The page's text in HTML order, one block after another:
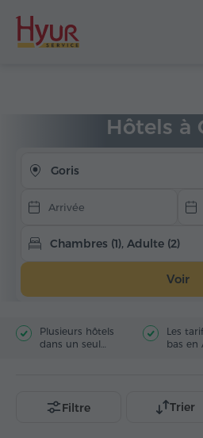
Hôtels à
Goris
Chambres (1), Adulte (2)
Voir
Plusieurs hôtels
dans un seul
Les
bas en
Filtre Trier